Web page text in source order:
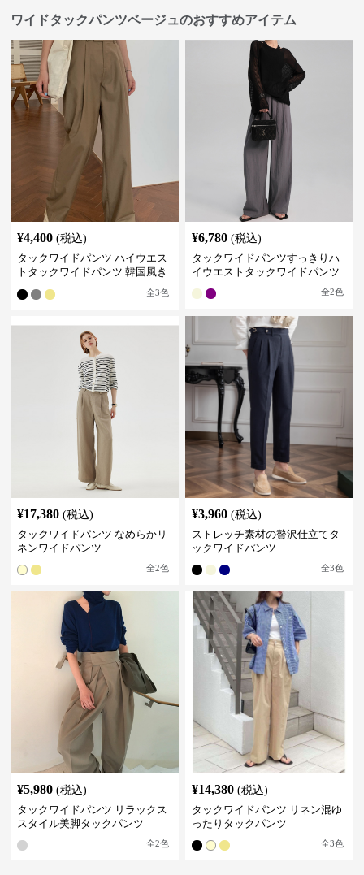
ワイドタックパンツベージュのおすすめアイテム
¥4,400 (税込)
タックワイドパンツ ハイウエス
トタックワイドパンツ 韓国風き
全3色
¥6,780 (税込)
タックワイドパンツすっきりハ
イウエストタックワイドパンツ
全2色
¥17,380 (税込)
タックワイドパンツ なめらかリ
ネンワイドパンツ
全2色
¥3,960 (税込)
ストレッチ素材の贅沢仕立てタ
ックワイドパンツ
全3色
¥5,980 (税込)
タックワイドパンツ リラックス
スタイル美脚タックパンツ
全2色
¥14,380 (税込)
タックワイドパンツ リネン混ゆ
ったりタックパンツ
全3色